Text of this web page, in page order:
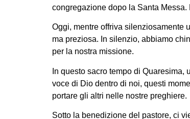
congregazione dopo la Santa
Oggi, mentre offriva silenziosamente
ma preziosa. In silenzio, abbiamo
per la nostra missione.
In questo sacro tempo di
voce di Dio dentro di noi, questi
portare gli altri nelle nostre preghiere.
Sotto la benedizione del pastore, ci